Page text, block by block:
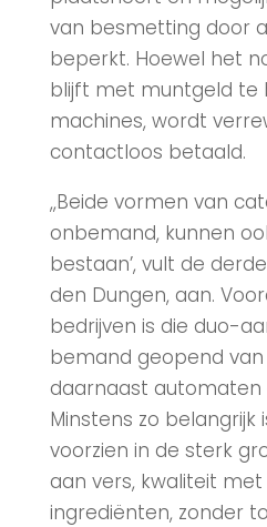
van besmetting door
beperkt. Hoewel het
blijft met muntgeld te
machines, wordt
contactloos betaald.
,,Beide vormen van
onbemand, kunnen
bestaan’, vult de
den Dungen, aan.
bedrijven is die duo-
bemand geopend van
daarnaast automaten
Minstens zo
voorzien in de sterk
aan vers, kwaliteit met
ingrediënten, zonder